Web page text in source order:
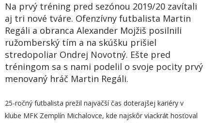
Na prvý tréning pred sezónou 2019/20 zavítali
aj tri nové tváre. Ofenzívny futbalista Martin
Regáli a obranca Alexander Mojžiš posilnili
ružomberský tím a na skúšku prišiel
stredopoliar Ondrej Novotný. Ešte pred
tréningom sa s nami podelil o svoje pocity prvý
menovaný hráč Martin Regáli.
25-ročný futbalista prežil najväčší čas doterajšej kariéry v
klube MFK Zemplín Michalovce, kde najskôr viackrát hosťoval